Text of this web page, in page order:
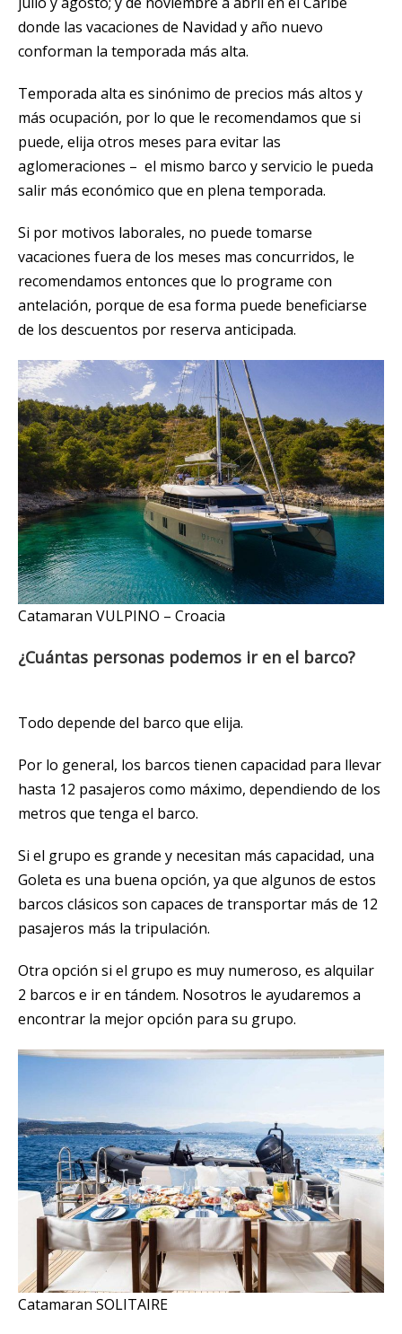
donde las vacaciones de Navidad y año nuevo
conforman la temporada más alta.
Temporada alta es sinónimo de precios más altos y
más ocupación, por lo que le recomendamos que si
puede, elija otros meses para evitar las
aglomeraciones – el mismo barco y servicio le pueda
salir más económico que en plena temporada.
Si por motivos laborales, no puede tomarse
vacaciones fuera de los meses mas concurridos, le
recomendamos entonces que lo programe con
antelación, porque de esa forma puede beneficiarse
de los descuentos por reserva anticipada.
Catamaran VULPINO – Croacia
¿Cuántas personas podemos ir en el barco?
Todo depende del barco que elija.
Por lo general, los barcos tienen capacidad para llevar
hasta 12 pasajeros como máximo, dependiendo de los
metros que tenga el barco.
Si el grupo es grande y necesitan más capacidad, una
Goleta es una buena opción, ya que algunos de estos
barcos clásicos son capaces de transportar más de 12
pasajeros más la tripulación.
Otra opción si el grupo es muy numeroso, es alquilar
2 barcos e ir en tándem. Nosotros le ayudaremos a
encontrar la mejor opción para su grupo.
Catamaran SOLITAIRE